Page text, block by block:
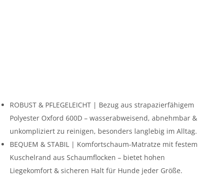
ROBUST & PFLEGELEICHT | Bezug aus strapazierfähigem
Polyester Oxford 600D – wasserabweisend, abnehmbar &
unkompliziert zu reinigen, besonders langlebig im Alltag.
BEQUEM & STABIL | Komfortschaum-Matratze mit festem
Kuschelrand aus Schaumflocken – bietet hohen
Liegekomfort & sicheren Halt für Hunde jeder Größe.